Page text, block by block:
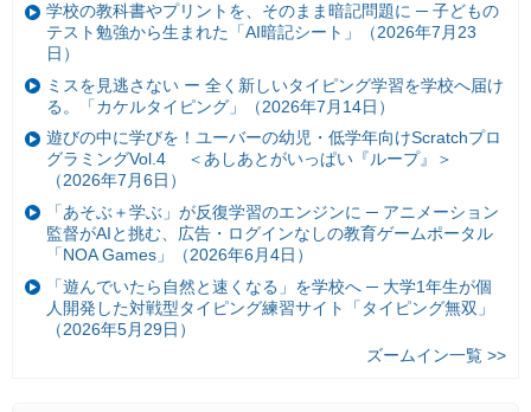
学校の教科書やプリントを、そのまま暗記問題に ─ 子どもの
テスト勉強から生まれた「AI暗記シート」（2026年7月23
日）
ミスを見逃さない ー 全く新しいタイピング学習を学校へ届け
る。「カケルタイピング」（2026年7月14日）
遊びの中に学びを！ユーバーの幼児・低学年向けScratchプロ
グラミングVol.4 ＜あしあとがいっぱい『ループ』＞
（2026年7月6日）
「あそぶ＋学ぶ」が反復学習のエンジンに ─ アニメーション
監督がAIと挑む、広告・ログインなしの教育ゲームポータル
「NOA Games」（2026年6月4日）
「遊んでいたら自然と速くなる」を学校へ ─ 大学1年生が個
人開発した対戦型タイピング練習サイト「タイピング無双」
（2026年5月29日）
ズームイン一覧 >>